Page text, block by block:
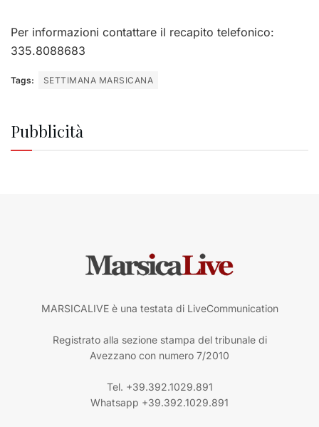
Per informazioni contattare il recapito telefonico:
335.8088683
Tags: SETTIMANA MARSICANA
Pubblicità
MARSICALIVE è una testata di LiveCommunication
Registrato alla sezione stampa del tribunale di
Avezzano con numero 7/2010
Tel. +39.392.1029.891
Whatsapp +39.392.1029.891